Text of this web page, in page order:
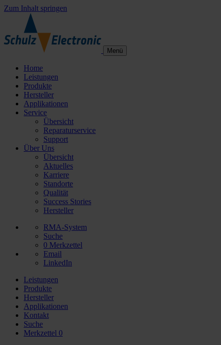
Zum Inhalt springen
Menü
Home
Leistungen
Produkte
Hersteller
Applikationen
Service
Übersicht
Reparaturservice
Support
Über Uns
Übersicht
Aktuelles
Karriere
Standorte
Qualität
Success Stories
Hersteller
RMA-System
Suche
0 Merkzettel
Email
LinkedIn
Leistungen
Produkte
Hersteller
Applikationen
Kontakt
Suche
Merkzettel 0